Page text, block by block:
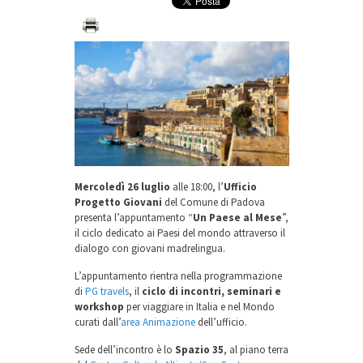
Mercoledì 26 luglio alle 18:00, l’Ufficio
Progetto Giovani del Comune di Padova
presenta l’appuntamento “Un Paese al Mese”,
il ciclo dedicato ai Paesi del mondo attraverso il
dialogo con giovani madrelingua.
L’appuntamento rientra nella programmazione
di PG travels, il ciclo di incontri, seminari e
workshop per viaggiare in Italia e nel Mondo
curati dall’area Animazionedell’ufficio.
Sede dell’incontro è lo Spazio 35, al piano terra